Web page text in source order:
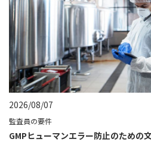
2026/08/07
監査員の要件
GMPヒューマンエラー防止のための